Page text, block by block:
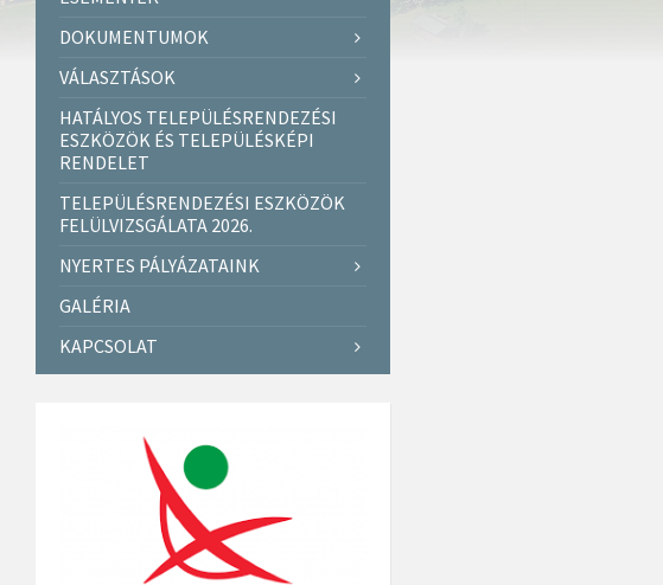
DOKUMENTUMOK
VÁLASZTÁSOK
HATÁLYOS TELEPÜLÉSRENDEZÉSI
ESZKÖZÖK ÉS TELEPÜLÉSKÉPI
RENDELET
TELEPÜLÉSRENDEZÉSI ESZKÖZÖK
FELÜLVIZSGÁLATA 2026.
NYERTES PÁLYÁZATAINK
GALÉRIA
KAPCSOLAT